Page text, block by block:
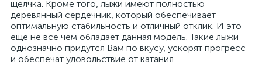
щелчка. Кроме того, лыжи имеют полностью
деревянный сердечник, который обеспечивает
оптимальную стабильность и отличный отклик. И это
еще не все чем обладает данная модель. Такие лыжи
однозначно придутся Вам по вкусу, ускорят прогресс
и обеспечат удовольствие от катания.